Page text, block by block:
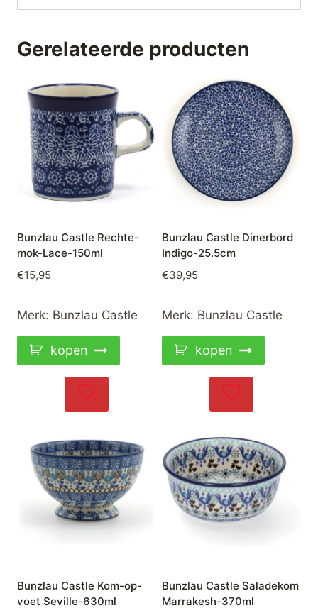
Gerelateerde producten
Bunzlau Castle Rechte-
mok-Lace-150ml
€15,95
Merk: Bunzlau Castle
kopen
Bunzlau Castle Dinerbord
Indigo-25.5cm
€39,95
Merk: Bunzlau Castle
kopen
Bunzlau Castle Kom-op-
voet Seville-630ml
Bunzlau Castle Saladekom
Marrakesh-370ml